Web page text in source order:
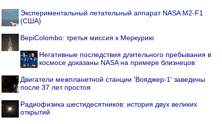
Экспериментальный летательный аппарат NASA M2-F1
(США)
BepiColombo: третья миссия к Меркурию
Негативные последствия длительного пребывания в
космосе доказаны NASA на примере близнецов
Двигатели межпланетной станции 'Вояджер-1' заведены
после 37 лет простоя
Радиофизика шестидесятников: история двух великих
открытий